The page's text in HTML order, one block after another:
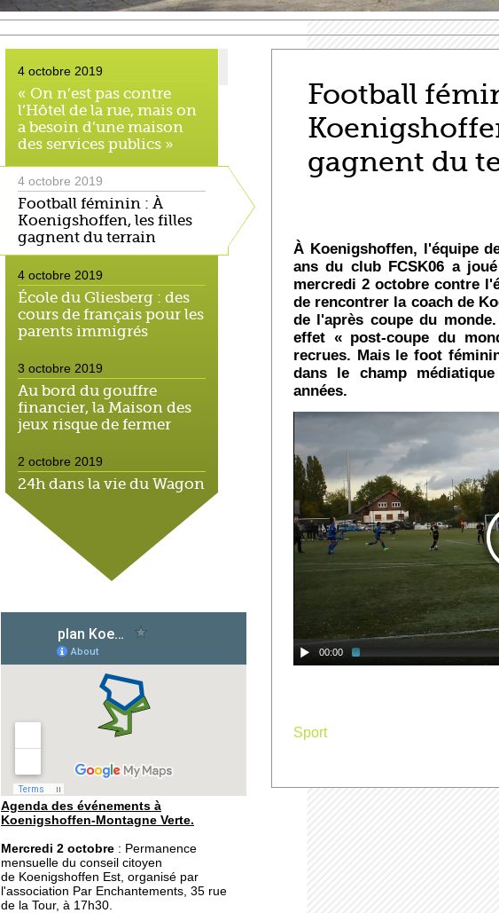
4 octobre 2019
« On n’est pas contre
l’Hôtel de la rue, mais on
a besoin d’une maison
des services publics »
4 octobre 2019
Football féminin : À
Koenigshoffen, les filles
gagnent du terrain
4 octobre 2019
École du Gliesberg : des
cours de français pour les
parents immigrés
3 octobre 2019
Au bord du gouffre
financier, la Maison des
jeux risque de fermer
2 octobre 2019
24h dans la vie du Wagon
Souk, espace solidaire
2 octobre 2019
Cantine durable : l'école
Michaël montre
1 octobre 2019
Scolariser les enfants de
l'Hôtel de la rue : un vrai
1 octobre 2019
des marchands
30 septembre 2019
Un dimanche festif à la
Montagne-Verte
29 septembre 2019
Agenda des événements à
Koenigshoffen-Montagne Verte.
Mercredi 2 octobre : Permanence
mensuelle du conseil citoyen
de Koenigshoffen Est, organisé par
l'association Par Enchantements, 35 rue
de la Tour, à 17h30.
Football
gagnent du
À Koenigshoffen, l'équipe
ans du club FCSK06 a
mercredi 2 octobre contre
de rencontrer la coach de
de l'après coupe du
effet « post-coupe du
recrues. Mais le foot
dans le champ
années.
00:00
Sport